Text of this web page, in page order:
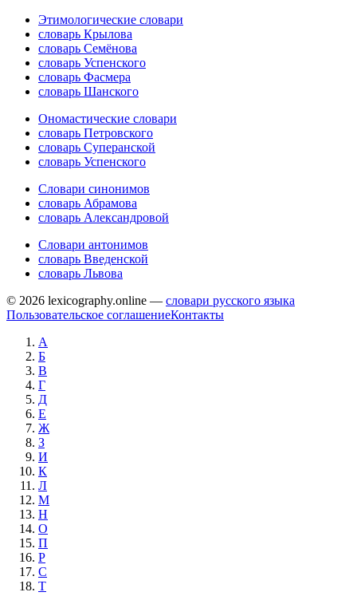
Этимологические словари
словарь Крылова
словарь Семёнова
словарь Успенского
словарь Фасмера
словарь Шанского
Ономастические словари
словарь Петровского
словарь Суперанской
словарь Успенского
Словари синонимов
словарь Абрамова
словарь Александровой
Словари антонимов
словарь Введенской
словарь Львова
© 2026 lexicography.online — словари русского языка
Пользовательское соглашениеКонтакты
А
Б
В
Г
Д
Е
Ж
З
И
К
Л
М
Н
О
П
Р
С
Т